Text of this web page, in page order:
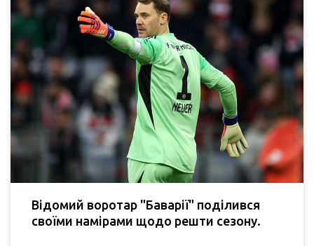
Відомий воротар "Баварії" поділився
своїми намірами щодо решти сезону.